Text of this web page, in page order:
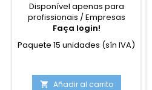
Disponível apenas para
profissionais / Empresas
Faça login!
Paquete 15 unidades (sín IVA)
 Añadir al carrito